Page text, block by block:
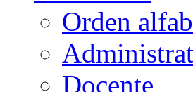
Orden
Docente